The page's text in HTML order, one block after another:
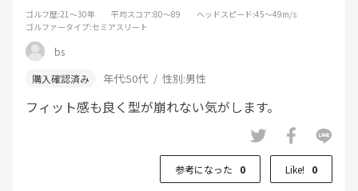
ゴルフ歴:21～30年 平均スコア:80～89 ヘッドスピード:45～49m/s
ゴルファータイプ:セミアスリート
bs
年代:50代 性別:男性
フィット感も良く型が崩れない気がします。
参考になった 0 Like! 0